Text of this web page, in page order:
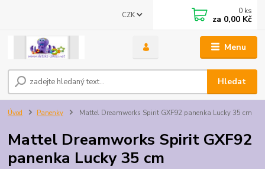
Menu
CZK
Hledat
0 ks
za 0,00 Kč
Úvod Panenky Mattel Dreamworks Spirit GXF92 panenka Lucky 35 cm
Mattel Dreamworks Spirit GXF92
panenka Lucky 35 cm